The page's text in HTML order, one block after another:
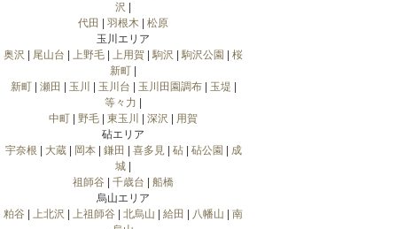
沢
代田
羽根木
松原
玉川エリア
奥沢
尾山台 上野毛 上用賀 駒沢 駒沢公園
桜
新町
新町| 瀬田 玉川 玉川台 玉川田園調布| 玉堤
等々力
中町
野毛 東玉川 深沢
用賀
砧エリア
宇奈根
大蔵| 岡本| 鎌田 喜多見| 砧| 砧公園
成
城
祖師谷
千歳台
船橋
烏山エリア
粕谷
上北沢 上祖師谷 北烏山 給田 八幡山
南